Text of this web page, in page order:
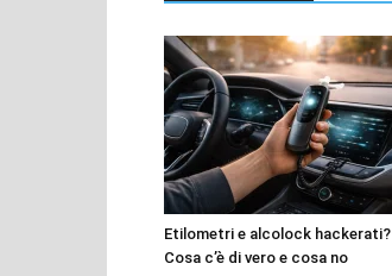
Etilometri e alcolock hackerati?
Cosa c’è di vero e cosa no